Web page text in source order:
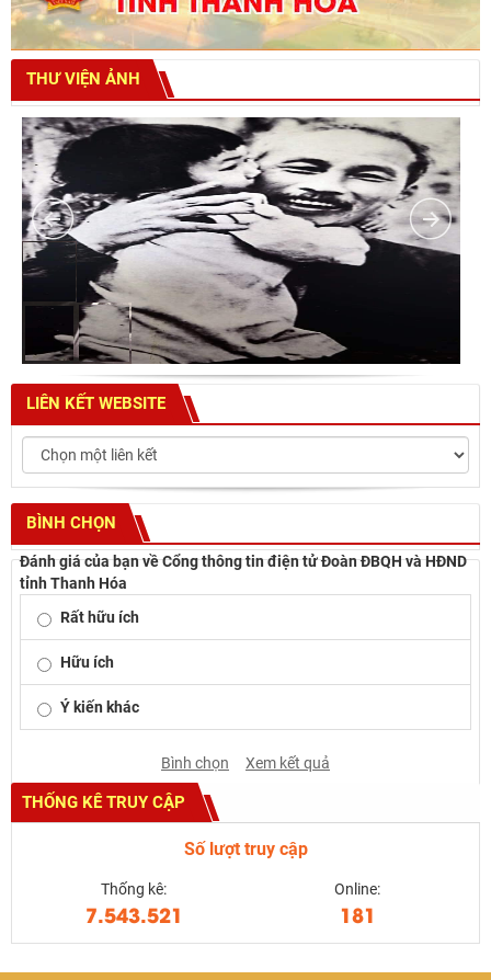
THƯ VIỆN ẢNH
LIÊN KẾT WEBSITE
BÌNH CHỌN
Đánh giá của bạn về Cổng thông tin điện tử Đoàn ĐBQH và HĐND
tỉnh Thanh Hóa
Rất hữu ích
Hữu ích
Ý kiến khác
Bình chọn Xem kết quả
THỐNG KÊ TRUY CẬP
Số lượt truy cập
Thống kê:
7.543.521
Online:
181